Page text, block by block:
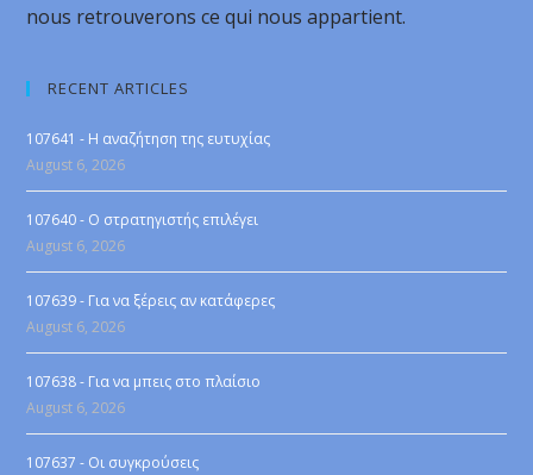
nous retrouverons ce qui nous appartient.
RECENT ARTICLES
107641 - Η αναζήτηση της ευτυχίας
August 6, 2026
107640 - Ο στρατηγιστής επιλέγει
August 6, 2026
107639 - Για να ξέρεις αν κατάφερες
August 6, 2026
107638 - Για να μπεις στο πλαίσιο
August 6, 2026
107637 - Οι συγκρούσεις